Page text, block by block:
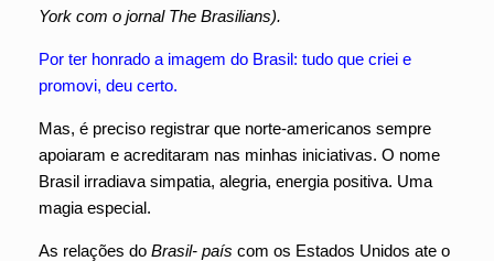
York com o jornal The Brasilians).
Por ter honrado a imagem do Brasil: tudo que criei e
promovi, deu certo.
Mas, é preciso registrar que norte-americanos sempre
apoiaram e acreditaram nas minhas iniciativas. O nome
Brasil irradiava simpatia, alegria, energia positiva. Uma
magia especial.
As relações do Brasil- país com os Estados Unidos ate o